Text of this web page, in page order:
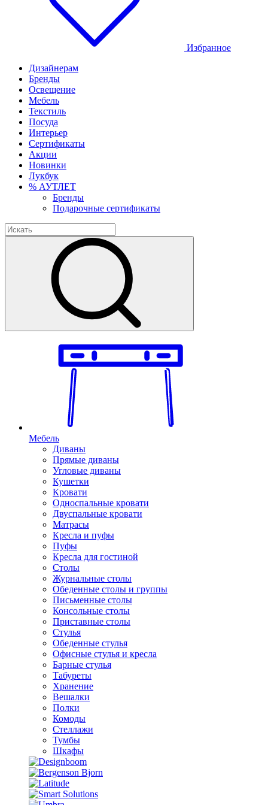
Избранное
Дизайнерам
Бренды
Освещение
Мебель
Текстиль
Посуда
Интерьер
Сертификаты
Акции
Новинки
Лукбук
% АУТЛЕТ
Бренды
Подарочные сертификаты
Мебель
Диваны
Прямые диваны
Угловые диваны
Кушетки
Кровати
Односпальные кровати
Двуспальные кровати
Матрасы
Кресла и пуфы
Пуфы
Кресла для гостиной
Столы
Журнальные столы
Обеденные столы и группы
Письменные столы
Консольные столы
Приставные столы
Стулья
Обеденные стулья
Офисные стулья и кресла
Барные стулья
Табуреты
Хранение
Вешалки
Полки
Комоды
Стеллажи
Тумбы
Шкафы